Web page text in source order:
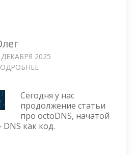
ДЕКАБРЯ 2025
И
БЕСПЛАТНЫЙ
DNS
ХОСТИНГ
Сегодня у нас
продолжение статьи
про octoDNS, начатой
как код.